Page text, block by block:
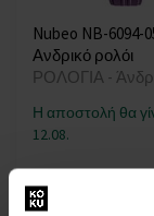
Nubeo NB-6094-
Ανδρικό ρολόι
ΡΟΛΟΓΙΑ -
Η αποστολή θα
12.08.
524,00 €